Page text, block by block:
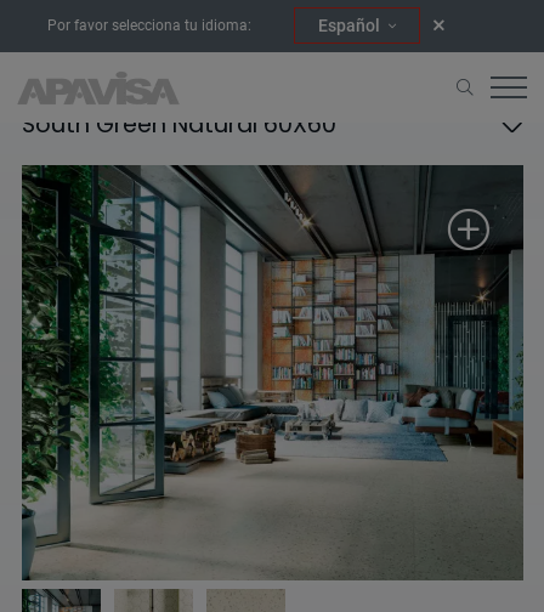
Por favor selecciona tu idioma: Español
South Green Natural 60X60